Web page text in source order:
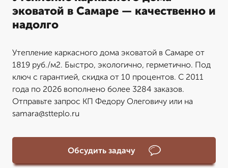
эковатой в Самаре — качественно и
надолго
Утепление каркасного дома эковатой в Самаре от
1819 руб./м2. Быстро, экологично, герметично. Под
ключ с гарантией, скидка от 10 процентов. С 2011
года по 2026 вополнено более 3284 заказов.
Отправьте запрос КП Федору Олеговичу или на
samara@stteplo.ru
Обсудить задачу